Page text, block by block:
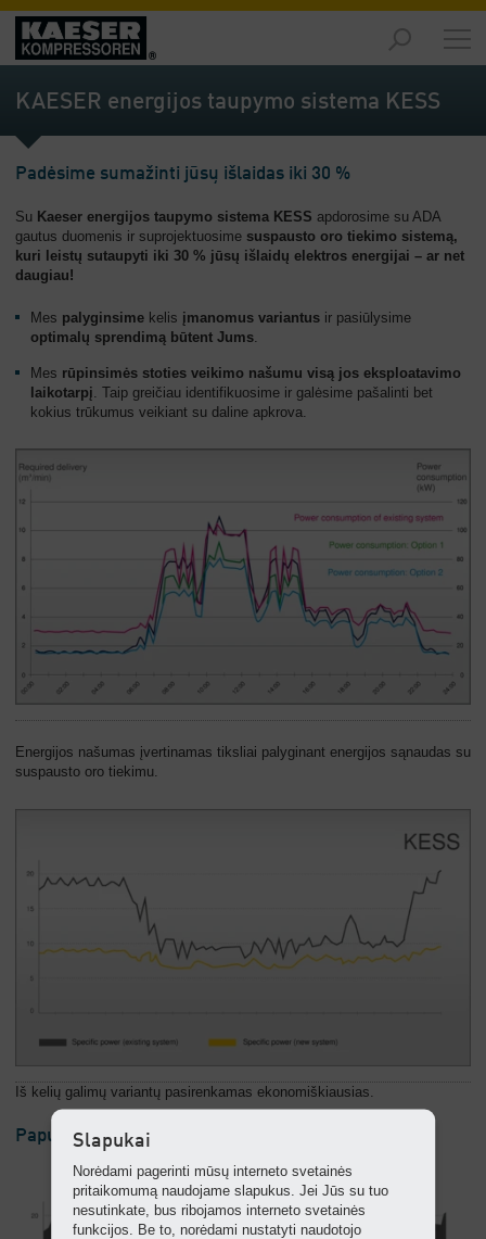
Produktai
-
Apžvalga
-
Aptarnavimas
-
Įmonė
Apžvalga
KAESER energijos taupymo sistema KESS
Padėsime sumažinti jūsų išlaidas iki 30 %
Su Kaeser energijos taupymo sistema KESS apdorosime su ADA
gautus duomenis ir suprojektuosime suspausto oro tiekimo sistemą,
kuri leistų sutaupyti iki 30 % jūsų išlaidų elektros energijai – ar net
daugiau!
Mes palyginsime kelis įmanomus variantus ir pasiūlysime
optimalų sprendimą būtent Jums.
Mes rūpinsimės stoties veikimo našumu visą jos eksploatavimo
laikotarpį. Taip greičiau identifikuosime ir galėsime pašalinti bet
kokius trūkumus veikiant su daline apkrova.
Energijos našumas įvertinamas tiksliai palyginant energijos sąnaudas su
suspausto oro tiekimu.
Iš kelių galimų variantų pasirenkamas ekonomiškiausias.
Papunkčiui: Įvertinkite savo energijos kaštus
Slapukai
Norėdami pagerinti mūsų interneto svetainės
pritaikomumą naudojame slapukus. Jei Jūs su tuo
nesutinkate, bus ribojamos interneto svetainės
funkcijos. Be to, norėdami nustatyti naudotojo